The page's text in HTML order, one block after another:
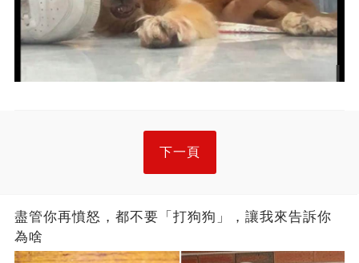
下一頁
盡管你再憤怒，都不要「打狗狗」，讓我來告訴你
為啥